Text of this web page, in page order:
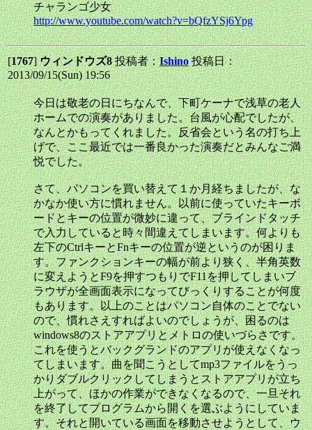
チャランゴ少女
http://www.youtube.com/watch?v=bQfzYSj6Ypg
[1767]ウィンドウズ8投稿者：Ishino 投稿日：
2013/09/15(Sun) 19:56
今日は敬老の日にちなんで、下町ケーナで浅草の老人
ホームでの演奏がありました。台風が心配でしたが、
なんとかもってくれました。反省会という名の打ち上
げで、ここ最近では一番良かった演奏だとみんなご満
悦でした。
さて、パソコンを買い替えて１か月経ちましたが、な
かなか使い方に慣れません。以前に使っていたキーボ
ードとキーの位置が微妙に違って、ブラインドタッチ
で入力していると時々間違えてしまいます。何よりも
左下のCtrlキーとFnキーの位置が逆というのが困りま
す。ファンクションキーの幅が前より狭く、半角英数
に変えようとF9を押すつもりでF11を押してしまいブ
ラウザが全画面表示になってびっくりすることが何度
もあります。以上のことはパソコン自体のことでない
ので、慣れさえすればよいのでしょうが、困るのは
windows8のストアアプリとメトロの使いづらさです。
これを使うとバックグランドのアプリが使えなくなっ
てしまいます。曲を聞こうとしてmp3ファイルをうっ
かりダブルクリックしてしまうとストアアプリが立ち
上がって、ほかの作業ができなくなるので、一旦それ
を終了してプログラムから開くを選ぶようにしていま
す。それと開いている画面を移動させようとして、ウ